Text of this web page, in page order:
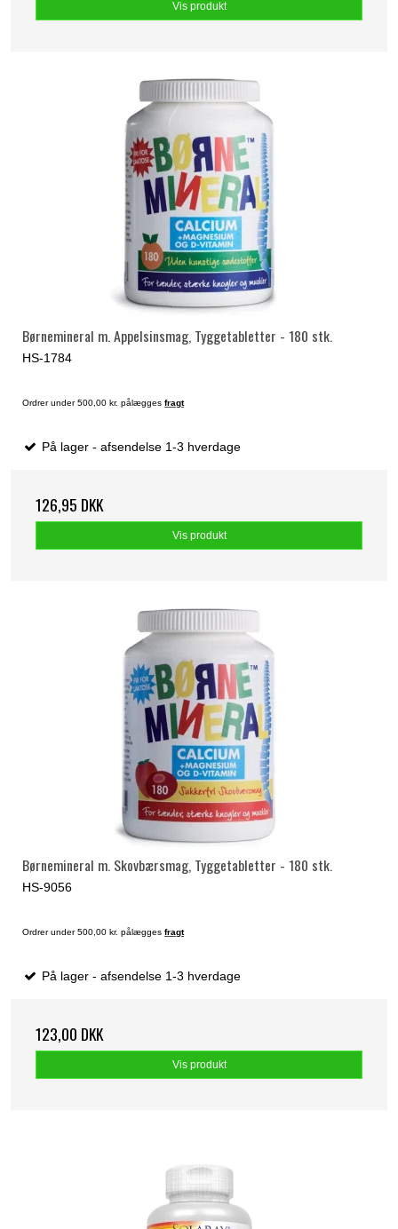
Vis produkt
Børnemineral m. Appelsinsmag, Tyggetabletter - 180 stk.
HS-1784
Ordrer under 500,00 kr. pålægges fragt
På lager - afsendelse 1-3 hverdage
126,95 DKK
Vis produkt
Børnemineral m. Skovbærsmag, Tyggetabletter - 180 stk.
HS-9056
Ordrer under 500,00 kr. pålægges fragt
På lager - afsendelse 1-3 hverdage
123,00 DKK
Vis produkt